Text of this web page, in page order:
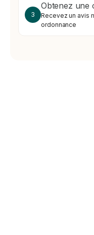
3
Obtenez une
Recevez un avis
ordonnance